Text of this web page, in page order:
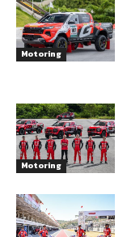
Motoring
Motoring